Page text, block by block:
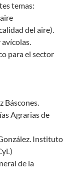
temas:
del aire).
para el sector
Báscones.
Agrarias de
Instituto
de la